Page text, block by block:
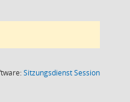
SitzungsdienstSession(Wird in